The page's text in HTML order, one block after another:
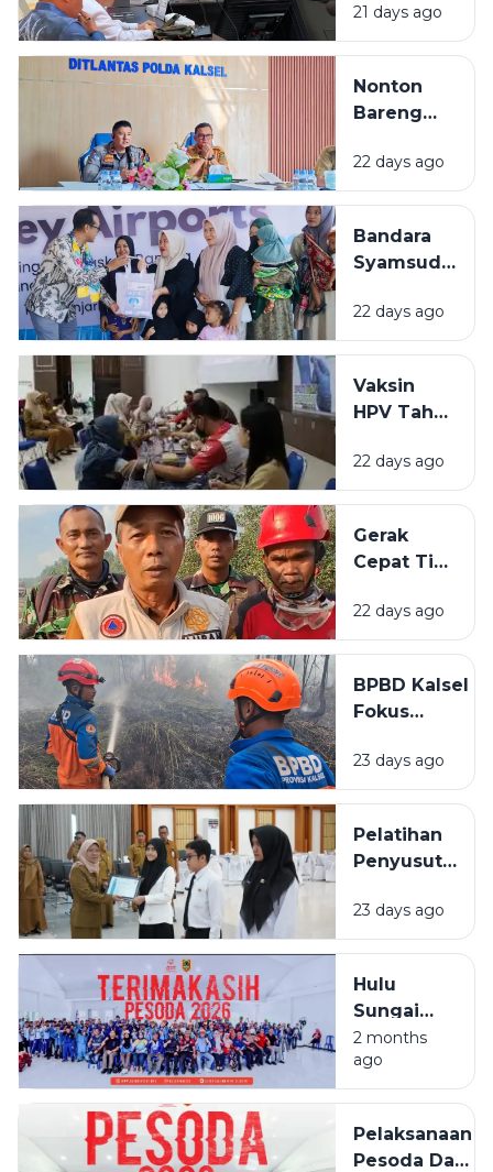
Gembleng
Kafilah
MTQ
Nasional
21 days ago
Nonton
Bareng
Dunia 2026
di Kalsel,
Siapkan
Dukungan
22 days ago
Bandara
Syamsudin
Salurkan
Bantuan
untuk
Stunting
Rumah
Layak Huni
22 days ago
Vaksin
HPV Tahap
BBPOM
Banjarbaru
Target
Peserta
22 days ago
Gerak
Cepat Tim
Cegah
Karhutla
Landasan
Ulin Timur
22 days ago
BPBD Kalsel
Fokus
Permukiman
Saat
Meluas di
Banjarbaru
23 days ago
Pelatihan
Penyusutan
BPSDMD
Kalsel
ASN Lulus
23 days ago
Hulu
Sungai
Selatan
Juara
Umum
2026
2 months
ago
Pelaksanaan
Pesoda Dan